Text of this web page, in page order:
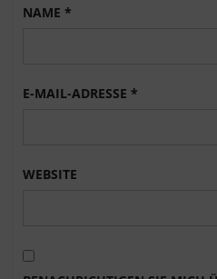
NAME *
E-MAIL-ADRESSE *
WEBSITE